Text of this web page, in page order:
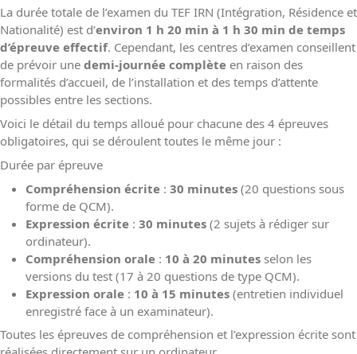
La durée totale de l’examen du TEF IRN (Intégration, Résidence et
Nationalité) est d’environ 1 h 20 min à 1 h 30 min de temps
d’épreuve effectif. Cependant, les centres d’examen conseillent
de prévoir une demi-journée complète en raison des
formalités d’accueil, de l’installation et des temps d’attente
possibles entre les sections.
Voici le détail du temps alloué pour chacune des 4 épreuves
obligatoires, qui se déroulent toutes le même jour :
Durée par épreuve
Compréhension écrite : 30 minutes (20 questions sous
forme de QCM).
Expression écrite : 30 minutes (2 sujets à rédiger sur
ordinateur).
Compréhension orale : 10 à 20 minutes selon les
versions du test (17 à 20 questions de type QCM).
Expression orale : 10 à 15 minutes (entretien individuel
enregistré face à un examinateur).
Toutes les épreuves de compréhension et l’expression écrite sont